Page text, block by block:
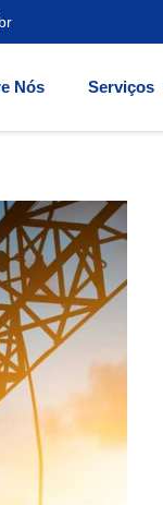
Nós Serviços